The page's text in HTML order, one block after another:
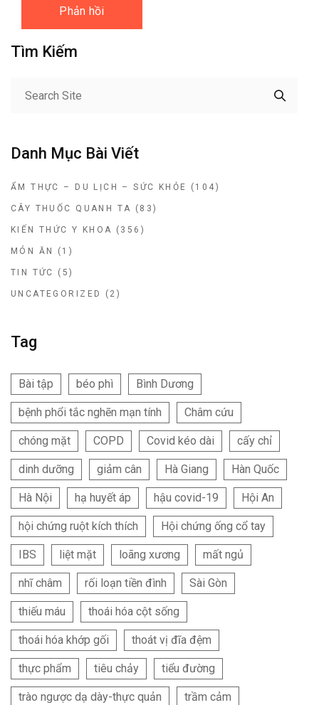
Tìm Kiếm
Danh Mục Bài Viết
ẨM THỰC – DU LỊCH – SỨC KHỎE (104)
CÂY THUỐC QUANH TA (83)
KIẾN THỨC Y KHOA (356)
MÓN ĂN (1)
TIN TỨC (5)
UNCATEGORIZED (2)
Tag
Bài tập béo phì Bình Dương
bệnh phổi tắc nghẽn mạn tính Châm cứu
chóng mặt COPD Covid kéo dài cấy chỉ
dinh dưỡng giảm cân Hà Giang Hàn Quốc
Hà Nội hạ huyết áp hậu covid-19 Hội An
hội chứng ruột kích thích Hội chứng ống cổ tay
IBS liệt mặt loãng xương mất ngủ
nhĩ châm rối loạn tiền đình Sài Gòn
thiếu máu thoái hóa cột sống
thoái hóa khớp gối thoát vị đĩa đệm
thực phẩm tiêu chảy tiểu đường
trào ngược dạ dày-thực quản trầm cảm